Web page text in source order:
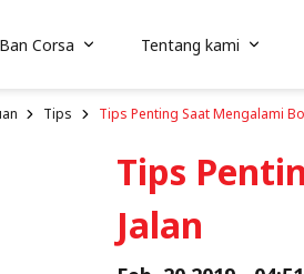
Corsa Tentang kami
Tips Tips Penting Saat Mengalami
Tips
Jalan